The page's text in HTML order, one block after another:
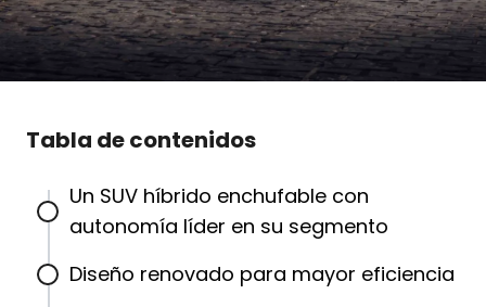
Tabla de contenidos
Un SUV híbrido enchufable con
autonomía líder en su segmento
Diseño renovado para mayor eficiencia